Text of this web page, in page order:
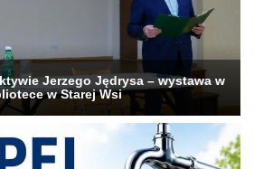
Jerzego Jędrysa – wystawa w
w Starej Wsi